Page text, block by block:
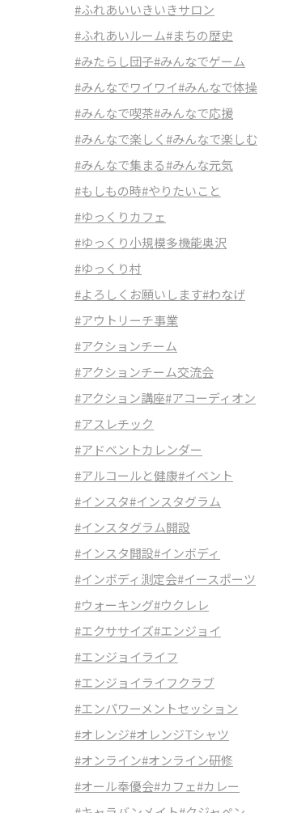
#ふれあいいきいきサロン
#ふれあいルーム#まちの歴史
#みたらし団子#みんなでゲーム
#みんなでワイワイ#みんなで体操
#みんなで喫茶#みんなで応援
#みんなで楽しく #みんなで楽しむ
#みんなで集まる#みんな元気
#もしもの時#やりたいこと
#ゆっくりカフェ
#ゆっくり小規模多機能奥沢
#ゆっくり村
#よろしくお願いします#わなげ
#アウトリーチ事業
#アクションチーム
#アクションチーム交流会
#アクション講座#アコーディオン
#アスレチック
#アドベントカレンダー
#アルコールと健康#イベント
#インスタ#インスタグラム
#インスタグラム開設
#インスタ開設#インボディ
#インボディ測定会#イースポーツ
#ウォーキング#ウクレレ
#エクササイズ#エンジョイ
#エンジョイライフ
#エンジョイライフクラブ
#エンパワーメントセッション
#オレンジ#オレンジTシャツ
#オンライン#オンライン研修
#オール奉優会#カフェ#カレー